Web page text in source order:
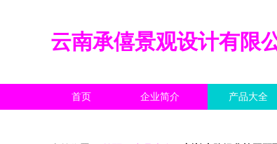
云南承僖景观设计有限
首页 企业简介 产品大全